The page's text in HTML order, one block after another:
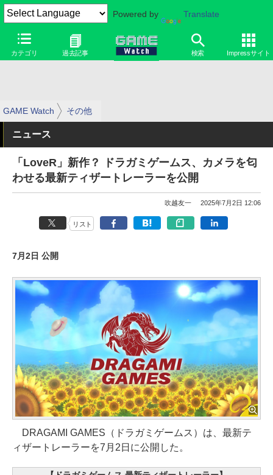
Powered by Translate
カテゴリ 過去記事 検索 Impressサイト
GAME Watch その他
ニュース
「LoveR」新作？ ドラガミゲームス、カメラを匂
わせる最新ティザートレーラーを公開
吹越友一 2025年7月2日 12:06
リスト
7月2日 公開
DRAGAMI GAMES（ドラガミゲームス）は、最新テ
ィザートレーラーを7月2日に公開した。